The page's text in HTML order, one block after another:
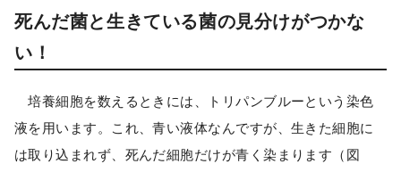
死んだ菌と生きている菌の見分けがつかな
い！
培養細胞を数えるときには、トリパンブルーという染色
液を用います。これ、青い液体なんですが、生きた細胞に
は取り込まれず、死んだ細胞だけが青く染まります（図